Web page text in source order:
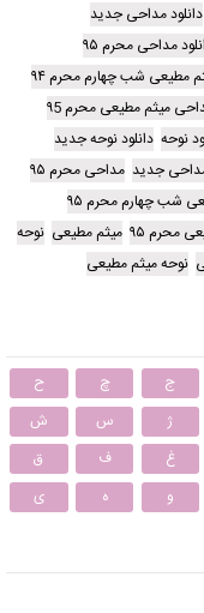
دانلود مداحی جدید
مداحی محرم ۹۵
مطیعی شب چهارم محرم ۹۴
میثم مطیعی محرم ۹5
نوحه دانلود نوحه جدید
جدید مداحی محرم ۹۵
شب چهارم محرم ۹۵
محرم ۹۵ میثم مطیعی نوحه
نوحه میثم مطیعی
ج چ
ح
ژ س
ش
غ ف
ق
و ه ی